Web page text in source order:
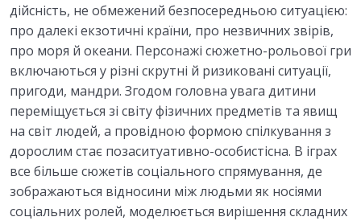
дійсність, не обмежений безпосередньою ситуацією:
про далекі екзотичні країни, про незвичних звірів,
про моря й океани. Персонажі сюжетно-рольової гри
включаються у різні скрутні й ризиковані ситуації,
пригоди, мандри. Згодом головна увага дитини
переміщується зі світу фізичних предметів та явищ
на світ людей, а провідною формою спілкування з
дорослим стає позаситуативно-особистісна. В іграх
все більше сюжетів соціального спрямування, де
зображаються відносини між людьми як носіями
соціальних ролей, моделюється вирішення складних